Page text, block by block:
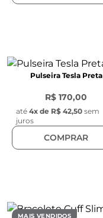
Pulseira Tesla Preta
R$ 170,00
até 4x de R$ 42,50 sem
juros
COMPRAR
MAIS VENDIDOS